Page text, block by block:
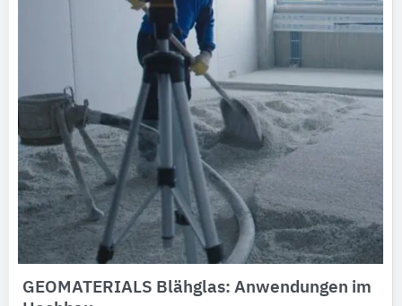
GEOMATERIALS Blähglas: Anwendungen im